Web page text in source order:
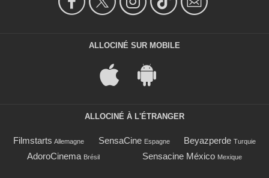
ALLOCINÉ SUR MOBILE
ALLOCINÉ À L'ÉTRANGER
Filmstarts Allemagne SensaCine Espagne Beyazperde Turquie
AdoroCinema Brésil Sensacine México Mexique